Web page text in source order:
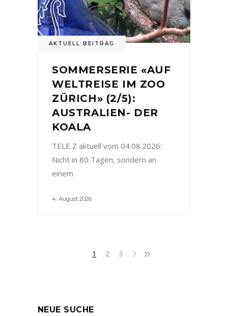
AKTUELL BEITRAG
SOMMERSERIE «AUF
WELTREISE IM ZOO
ZÜRICH» (2/5):
AUSTRALIEN- DER
KOALA
TELE Z aktuell vom 04.08.2026:
Nicht in 80 Tagen, sondern an
einem
4. August 2026
1 2 3
NEUE SUCHE